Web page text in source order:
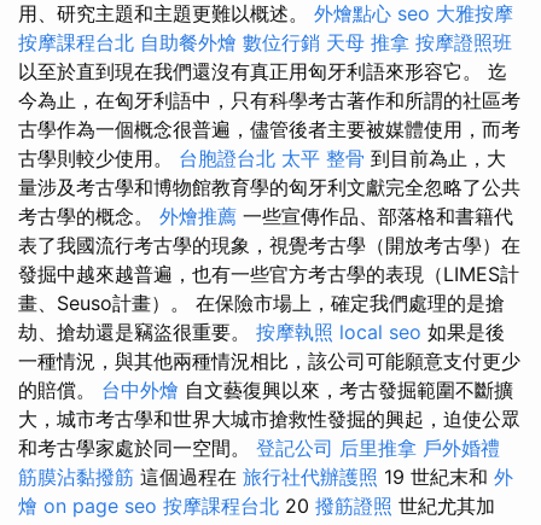
用、研究主題和主題更難以概述。 外燴點心 seo 大雅按摩
按摩課程台北 自助餐外燴 數位行銷 天母 推拿 按摩證照班
以至於直到現在我們還沒有真正用匈牙利語來形容它。 迄
今為止，在匈牙利語中，只有科學考古著作和所謂的社區考
古學作為一個概念很普遍，儘管後者主要被媒體使用，而考
古學則較少使用。 台胞證台北 太平 整骨 到目前為止，大
量涉及考古學和博物館教育學的匈牙利文獻完全忽略了公共
考古學的概念。 外燴推薦 一些宣傳作品、部落格和書籍代
表了我國流行考古學的現象，視覺考古學（開放考古學）在
發掘中越來越普遍，也有一些官方考古學的表現（LIMES計
畫、Seuso計畫）。 在保險市場上，確定我們處理的是搶
劫、搶劫還是竊盜很重要。 按摩執照 local seo 如果是後
一種情況，與其他兩種情況相比，該公司可能願意支付更少
的賠償。 台中外燴 自文藝復興以來，考古發掘範圍不斷擴
大，城市考古學和世界大城市搶救性發掘的興起，迫使公眾
和考古學家處於同一空間。 登記公司 后里推拿 戶外婚禮
筋膜沾黏撥筋 這個過程在 旅行社代辦護照 19 世紀末和 外
燴 on page seo 按摩課程台北 20 撥筋證照 世紀尤其加